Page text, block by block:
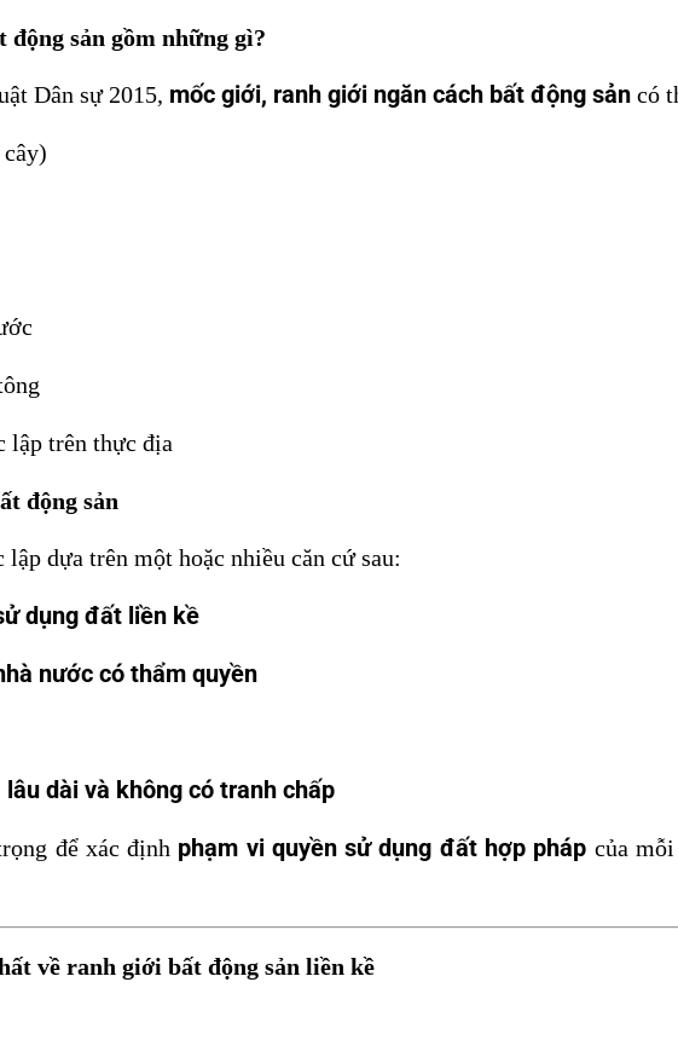
động sản gồm những gì?
Dân sự 2015, mốc giới, ranh giới ngăn cách bất động sản có
lập trên thực địa
động sản
dựa trên một hoặc nhiều căn cứ sau:
dụng đất liền kề
nước có thẩm quyền
dài và không có tranh chấp
để xác định phạm vi quyền sử dụng đất hợp pháp của
về ranh giới bất động sản liền kề